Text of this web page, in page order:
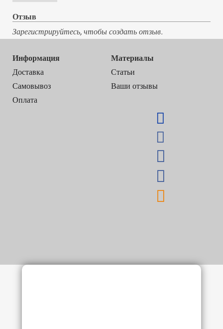
Отзыв
Зарегистрируйтесь, чтобы создать отзыв.
Информация
Доставка
Самовывоз
Оплата
Материалы
Статьи
Ваши отзывы